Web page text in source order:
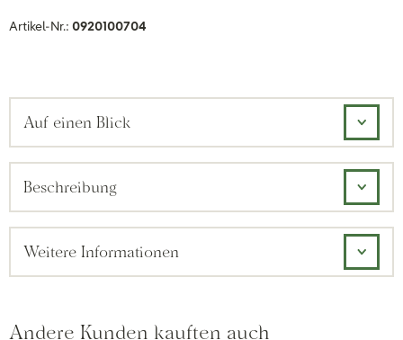
Artikel-Nr.: 0920100704
Auf einen Blick
Beschreibung
Weitere Informationen
Andere Kunden kauften auch